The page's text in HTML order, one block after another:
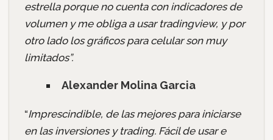
estrella porque no cuenta con indicadores de
volumen y me obliga a usar tradingview, y por
otro lado los gráficos para celular son muy
limitados”.
Alexander Molina Garcia
“Imprescindible, de las mejores para iniciarse
en las inversiones y trading. Fácil de usar e